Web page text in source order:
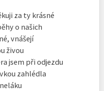
za ty krásné
o našich
vnášejí
živou
jsem při odjezdu
zahlédla